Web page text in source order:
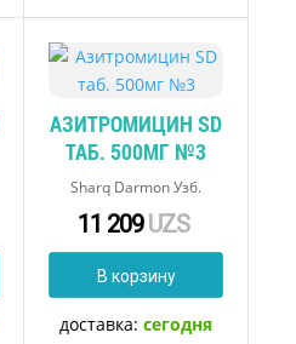
АЗИТРОМИЦИН SD
ТАБ. 500МГ №3
Sharq Darmon Узб.
11 209UZS
В корзину
доставка:сегодня